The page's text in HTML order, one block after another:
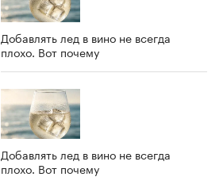
Добавлять лед в вино не всегда
плохо. Вот почему
Добавлять лед в вино не всегда
плохо. Вот почему